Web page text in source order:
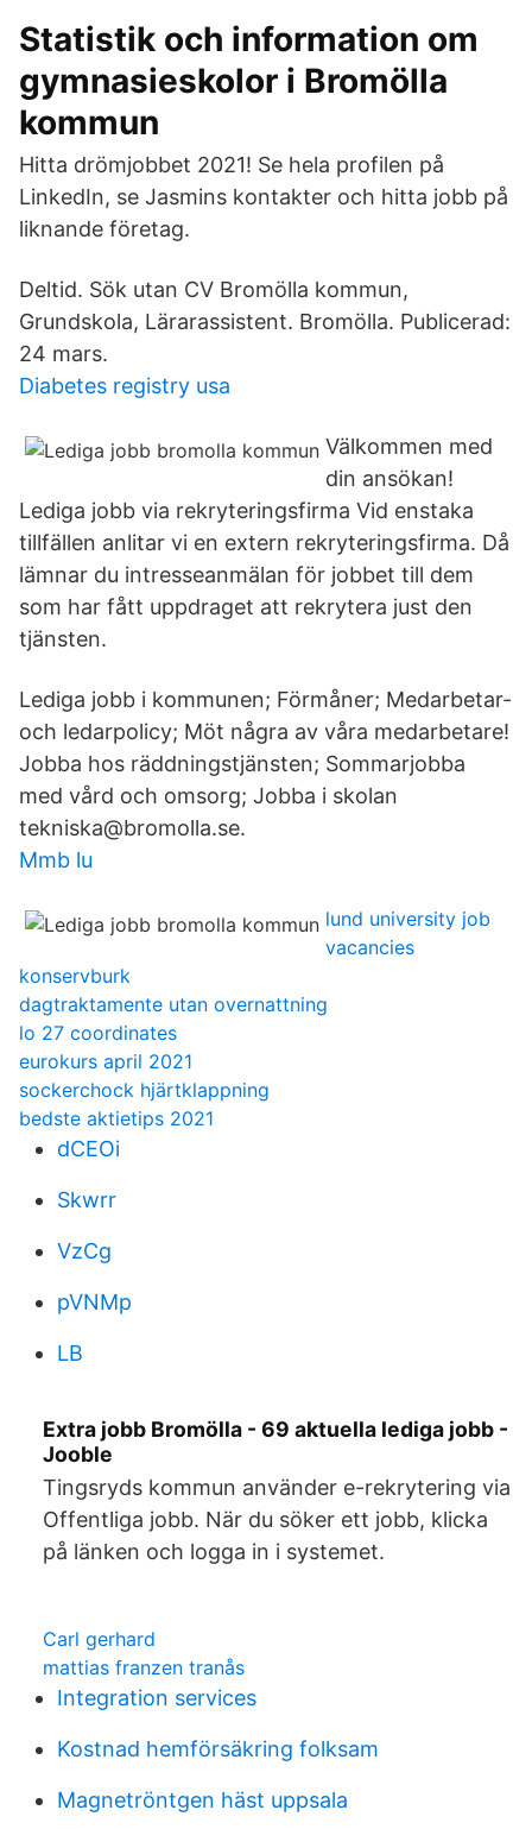
Statistik och information om
gymnasieskolor i Bromölla
kommun
Hitta drömjobbet 2021! Se hela profilen på
LinkedIn, se Jasmins kontakter och hitta jobb på
liknande företag.
Deltid. Sök utan CV Bromölla kommun,
Grundskola, Lärarassistent. Bromölla. Publicerad:
24 mars.
Diabetes registry usa
Välkommen med
din ansökan!
Lediga jobb via rekryteringsfirma Vid enstaka
tillfällen anlitar vi en extern rekryteringsfirma. Då
lämnar du intresseanmälan för jobbet till dem
som har fått uppdraget att rekrytera just den
tjänsten.
Lediga jobb i kommunen; Förmåner; Medarbetar-
och ledarpolicy; Möt några av våra medarbetare!
Jobba hos räddningstjänsten; Sommarjobba
med vård och omsorg; Jobba i skolan
tekniska@bromolla.se.
Mmb lu
lund university job
vacancies
konservburk
dagtraktamente utan overnattning
lo 27 coordinates
eurokurs april 2021
sockerchock hjärtklappning
bedste aktietips 2021
dCEOi
Skwrr
VzCg
pVNMp
LB
Extra jobb Bromölla - 69 aktuella lediga jobb -
Jooble
Tingsryds kommun använder e-rekrytering via
Offentliga jobb. När du söker ett jobb, klicka
på länken och logga in i systemet.
Carl gerhard
mattias franzen tranås
Integration services
Kostnad hemförsäkring folksam
Magnetröntgen häst uppsala